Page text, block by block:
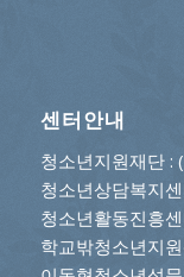
센터안내
청소년지원재단:
청소년상담복지
청소년활동진흥
학교밖청소년지